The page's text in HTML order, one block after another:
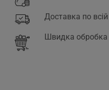
Доставка по всій
Швидка